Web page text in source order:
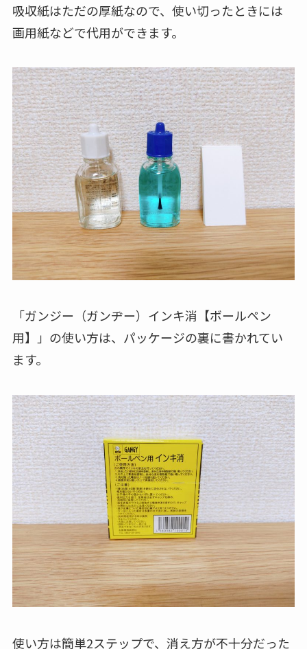
吸収紙はただの厚紙なので、使い切ったときには
画用紙などで代用ができます。
「ガンジー（ガンヂー）インキ消【ボールペン
用】」の使い方は、パッケージの裏に書かれてい
ます。
使い方は簡単2ステップで、消え方が不十分だった